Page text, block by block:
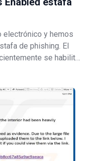
electrónico y hemos
de phishing. El
se habilitó